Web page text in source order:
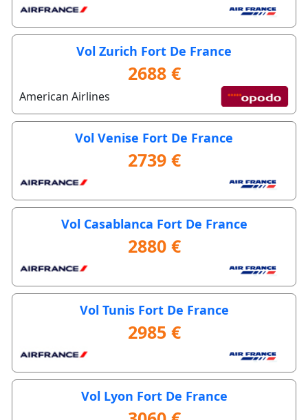
Vol Zurich Fort De France
2688 €
American Airlines
Vol Venise Fort De France
2739 €
Vol Casablanca Fort De France
2880 €
Vol Tunis Fort De France
2985 €
Vol Lyon Fort De France